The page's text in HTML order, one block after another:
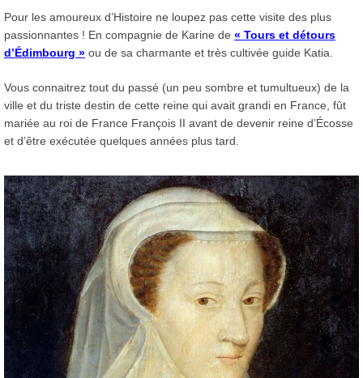
Pour les amoureux d’Histoire ne loupez pas cette visite des plus
passionnantes ! En compagnie de Karine de « Tours et détours
d’Édimbourg » ou de sa charmante et très cultivée guide Katia.
Vous connaitrez tout du passé (un peu sombre et tumultueux) de la
ville et du triste destin de cette reine qui avait grandi en France, fût
mariée au roi de France François II avant de devenir reine d’Écosse
et d’être exécutée quelques années plus tard.